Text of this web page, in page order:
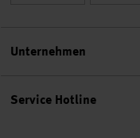
Service Hotline
Unternehmen